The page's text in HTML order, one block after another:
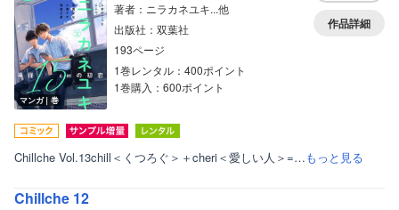
マンガ｜巻
著者：ニラカネユキ...他
出版社：双葉社
193ページ
1巻レンタル：400ポイント
1巻購入：600ポイント
作品詳細
Chillche Vol.13chill＜くつろぐ＞＋cheri＜愛しい人＞=…もっと見る
Chillche 12